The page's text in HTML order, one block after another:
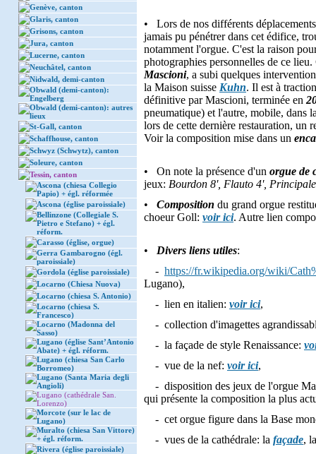
Genève, canton
Glaris, canton
Grisons, canton
Jura, canton
Lucerne, canton
Neuchâtel, canton
Nidwald, demi-canton
Obwald (demi-canton):
Engelberg
Obwald (demi-canton): autres
lieux
St-Gall, canton
Schaffhouse, canton
Schwyz (Schwytz), canton
Soleure, canton
Tessin, canton
Ascona (chiesa Collegio
Papio) + égl. réformée
Ascona (église paroissiale)
Bellinzone (Collegiale S.
Pietro e Stefano) + égl.
réform.
Carasso (église, orgue)
Gerra Gambarogno (égl.
paroissiale)
Gordola (église paroissiale)
Locarno (Chiesa Nuova)
Locarno (chiesa S. Antonio)
Locarno (chiesa S.
Francesco)
Locarno (Madonna del
Sasso)
Lugano (église Sant’Antonio
Abate) + égl. réform.
Lugano (chiesa San Carlo
Borromeo)
Lugano (Santa Maria degli
Angioli)
Lugano (cathédrale San.
Lorenzo)
Morcote (sur le lac de
Lugano)
Muralto (chiesa San Vittore)
+ égl. réform.
Rivera (église paroissiale)
• Lors de nos différents
jamais pu pénétrer dans cet édifice,
notamment l'orgue. C'est la raison
photographies personnelles de ce
Mascioni, a subi quelques
la Maison suisse Kuhn. Il est à
définitive par Mascioni, terminée en
pneumatique) et l'autre, mobile, dans
lors de cette dernière restauration,
Voir la composition mise dans un
• On note la présence d'un orgue de
jeux: Bourdon 8', Flauto 4',
• Composition du grand orgue
choeur Goll: voir ici. Autre lien
• Divers liens utiles:
- https://fr.wikipedia.org/wiki/
Lugano),
- lien en italien: voir ici,
- collection d'imagettes
- la façade de style Renaissance:
- vue de la nef: voir ici,
- disposition des jeux de l'orgue
qui présente la composition la plus
- cet orgue figure dans la Base
- vues de la cathédrale: la façade,